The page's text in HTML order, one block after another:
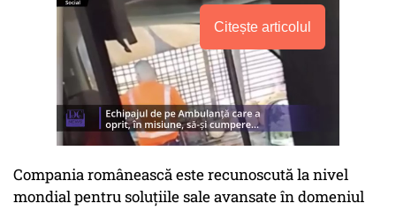
Citește articolul
Compania românească este recunoscută la nivel
mondial pentru soluțiile sale avansate în domeniul